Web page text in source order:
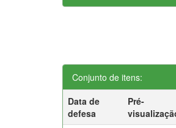
Conjunto de itens:
Data de
defesa
Pré-